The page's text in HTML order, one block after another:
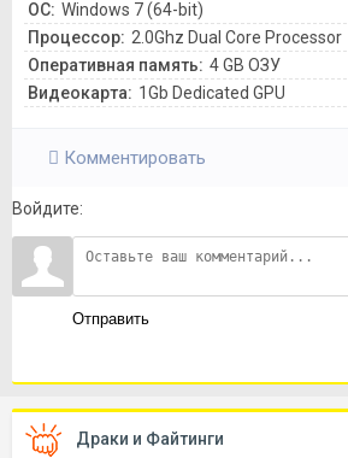
ОС: Windows 7 (64-bit)
Процессор: 2.0Ghz Dual Core Processor
Оперативная память: 4 GB ОЗУ
Видеокарта: 1Gb Dedicated GPU
Комментировать
Войдите:
Отправить
Драки и Файтинги